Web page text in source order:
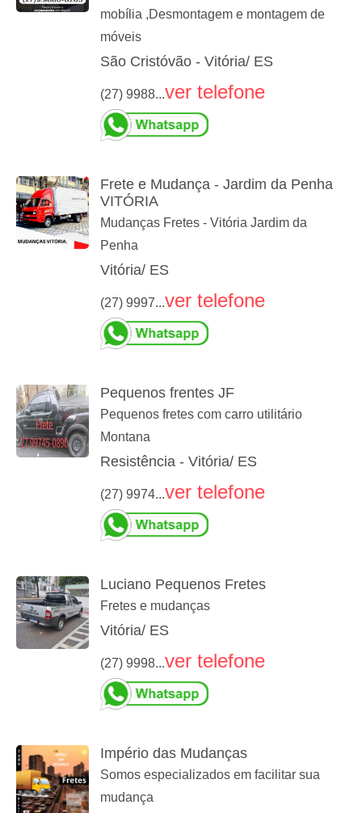
mobília ,Desmontagem e montagem de
móveis
São Cristóvão - Vitória/ ES
(27) 9988...ver telefone
Frete e Mudança - Jardim da Penha
VITÓRIA
Mudanças Fretes - Vitória Jardim da
Penha
Vitória/ ES
(27) 9997...ver telefone
Pequenos frentes JF
Pequenos fretes com carro utilitário
Montana
Resistência - Vitória/ ES
(27) 9974...ver telefone
Luciano Pequenos Fretes
Fretes e mudanças
Vitória/ ES
(27) 9998...ver telefone
Império das Mudanças
Somos especializados em facilitar sua
mudança